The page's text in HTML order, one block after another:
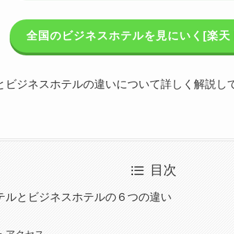
全国のビジネスホテルを見にいく[楽天
ジネスホテルの違いについて詳しく解説し
目次
ルとビジネスホテルの６つの違い